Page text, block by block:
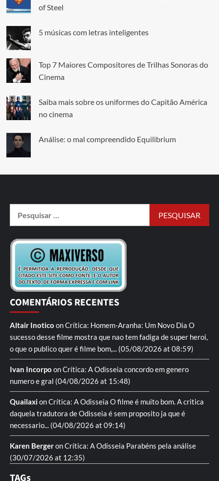
of Steel
5 músicas com letras inteligentes
Top 7 Maiores Compositores de Trilhas Sonoras do
Cinema
Saiba mais sobre os uniformes do Capitão América
no cinema
Análise: o mal compreendido Equilibrium
COMENTÁRIOS RECENTES
Altair Inotico onCrítica: Homem-Aranha: Um Novo Dia O
sucesso desse filme mostra que nao tem fadiga de super heroi,
o que o publico quer é filme bom,... (05/08/2026 at 08:59)
Ivan Incorpo onCrítica: A Odisseia concordo em genero
numero e gral (04/08/2026 at 15:48)
QuailaxionCrítica: A Odisseia O filme é muito bom. A critica
daquela tradutora de Odisseia é sem proposito ja que é
necessario... (04/08/2026 at 09:14)
Karen BergeronCrítica: A Odisseia Parabéns pela análise
(30/07/2026 at 12:35)
TAGs